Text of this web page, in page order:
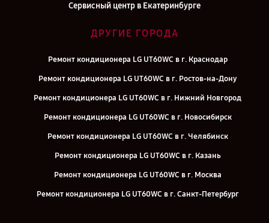
Сервисный центр в Екатеринбурге
ДРУГИЕ ГОРОДА
Ремонт кондиционера LG UT60WC в г. Краснодар
Ремонт кондиционера LG UT60WC в г. Ростов-на-Дону
Ремонт кондиционера LG UT60WC в г. Нижний Новгород
Ремонт кондиционера LG UT60WC в г. Новосибирск
Ремонт кондиционера LG UT60WC в г. Челябинск
Ремонт кондиционера LG UT60WC в г. Казань
Ремонт кондиционера LG UT60WC в г. Москва
Ремонт кондиционера LG UT60WC в г. Санкт-Петербург